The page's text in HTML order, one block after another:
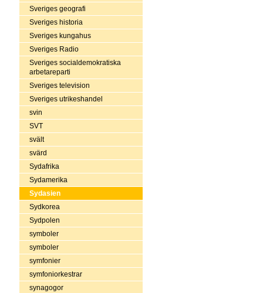
Sveriges geografi
Sveriges historia
Sveriges kungahus
Sveriges Radio
Sveriges socialdemokratiska
arbetareparti
Sveriges television
Sveriges utrikeshandel
svin
SVT
svält
svärd
Sydafrika
Sydamerika
Sydasien
Sydkorea
Sydpolen
symboler
symboler
symfonier
symfoniorkestrar
synagogor